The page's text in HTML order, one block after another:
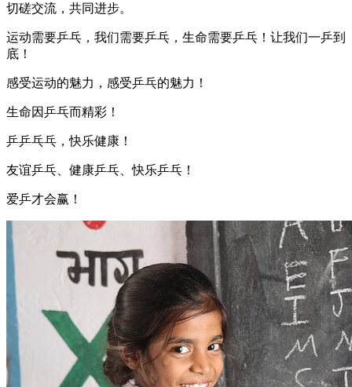
切磋交流，共同进步。
运动需要乒乓，我们需要乒乓，生命需要乒乓！让我们一乒到
底！
感受运动的魅力，感受乒乓的魅力！
生命因乒乓而精彩！
乒乒乓乓，快乐健康！
友谊乒乓、健康乒乓、快乐乒乓！
爱乒才会赢！